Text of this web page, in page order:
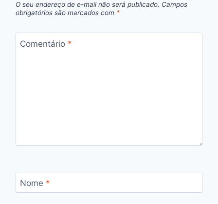
O seu endereço de e-mail não será publicado. Campos
obrigatórios são marcados com *
Comentário *
Nome *